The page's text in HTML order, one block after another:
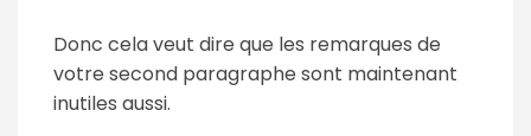
Donc cela veut dire que les remarques de
votre second paragraphe sont maintenant
inutiles aussi.